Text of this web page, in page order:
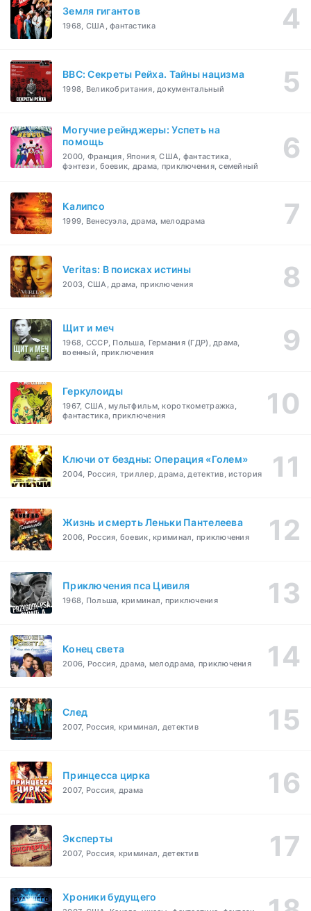
Земля гигантов
1968, США, фантастика
BBC: Секреты Рейха. Тайны нацизма
1998, Великобритания, документальный
Могучие рейнджеры: Успеть на
помощь
2000, Франция, Япония, США, фантастика,
фэнтези, боевик, драма, приключения, семейный
Калипсо
1999, Венесуэла, драма, мелодрама
Veritas: В поисках истины
2003, США, драма, приключения
Щит и меч
1968, СССР, Польша, Германия (ГДР), драма,
военный, приключения
Геркулоиды
1967, США, мультфильм, короткометражка,
фантастика, приключения
Ключи от бездны: Операция «Голем»
2004, Россия, триллер, драма, детектив, история
Жизнь и смерть Леньки Пантелеева
2006, Россия, боевик, криминал, приключения
Приключения пса Цивиля
1968, Польша, криминал, приключения
Конец света
2006, Россия, драма, мелодрама, приключения
След
2007, Россия, криминал, детектив
Принцесса цирка
2007, Россия, драма
Эксперты
2007, Россия, криминал, детектив
Хроники будущего